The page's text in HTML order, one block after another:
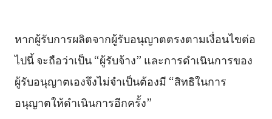
หากผู้รับการผลิตจากผู้รับอนุญาตตรงตามเงื่อนไขต่อ
ไปนี้ จะถือว่าเป็น “ผู้รับจ้าง” และการดำเนินการของ
ผู้รับอนุญาตเองจึงไม่จำเป็นต้องมี “สิทธิในการ
อนุญาตให้ดำเนินการอีกครั้ง”